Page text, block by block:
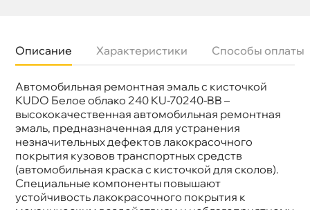
Описание Характеристики Способы оплаты
Автомобильная ремонтная эмаль с кисточкой
KUDO Белое облако 240 KU-70240-BB –
ысококачественная автомобильная ремонтная
эмаль, предназначенная для устранения
незначительных дефектов лакокрасочного
покрытия кузовов транспортных средст
(автомобильная краска с кисточкой для сколов).
Специальные компоненты повышают
устойчивость лакокрасочного покрытия к
Бренд
KUDO
Объем
Артикул
KU-70240